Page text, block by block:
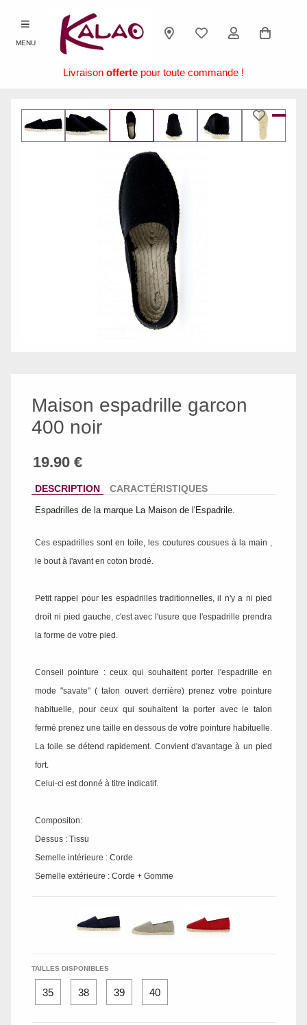
MENU
Livraison offerte pour toute commande !
Maison espadrille garcon
400 noir
DESCRIPTION CARACTÉRISTIQUES
Espadrilles de la marque La Maison de l'Espadrile.
Ces espadrilles sont en toile, les coutures cousues à la main ,
le bout à l'avant en coton brodé.
Petit rappel pour les espadrilles traditionnelles, il n'y a ni pied
droit ni pied gauche, c'est avec l'usure que l'espadrille prendra
la forme de votre pied.
Conseil pointure : ceux qui souhaitent porter l'espadrille en
mode "savate" ( talon ouvert derrière) prenez votre pointure
habituelle, pour ceux qui souhaitent la porter avec le talon
fermé prenez une taille en dessous de votre pointure habituelle.
La toile se détend rapidement. Convient d'avantage à un pied
fort.
Celui-ci est donné à titre indicatif.
Compositon:
Dessus : Tissu
Semelle intérieure : Corde
Semelle extérieure : Corde + Gomme
TAILLES DISPONIBLES
35 38 39 40